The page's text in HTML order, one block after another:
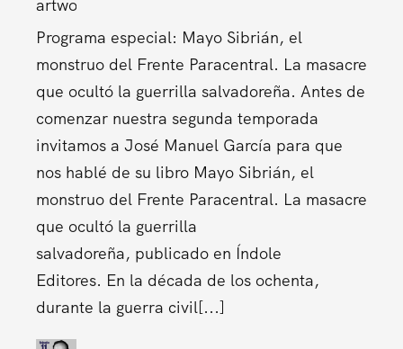
Programa especial: Mayo Sibrián, el
monstruo del Frente Paracentral. La masacre
que ocultó la guerrilla salvadoreña. Antes de
comenzar nuestra segunda temporada
invitamos a José Manuel García para que
nos hablé de su libro Mayo Sibrián, el
monstruo del Frente Paracentral. La masacre
que ocultó la guerrilla
salvadoreña, publicado en Índole
Editores. En la década de los ochenta,
durante la guerra civil[...]